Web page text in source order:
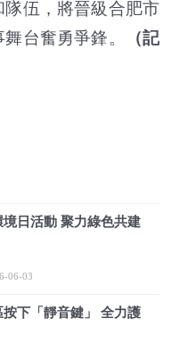
伍，將晉級合肥市
台奮勇爭鋒。
（記
日活動 聚力綠色共建
06-03
下「靜音鍵」 全力護